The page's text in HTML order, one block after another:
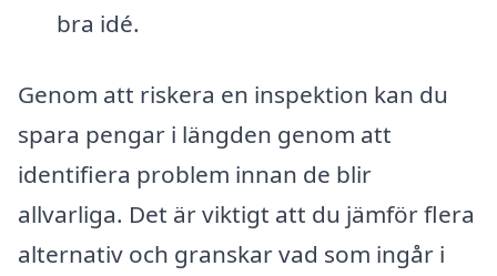
bra idé.
Genom att riskera en inspektion kan du
spara pengar i längden genom att
identifiera problem innan de blir
allvarliga. Det är viktigt att du jämför flera
alternativ och granskar vad som ingår i